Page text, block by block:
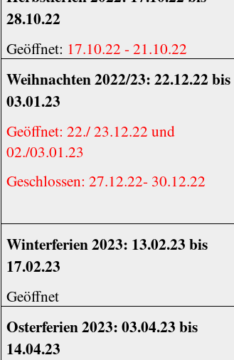
28.10.22
Geöffnet: 17.10.22 - 21.10.22
Weihnachten 2022/23: 22.12.22 bis
03.01.23
Geöffnet: 22./ 23.12.22 und
02./03.01.23
Geschlossen: 27.12.22- 30.12.22
Winterferien 2023: 13.02.23 bis
17.02.23
Geöffnet
Osterferien 2023: 03.04.23 bis
14.04.23